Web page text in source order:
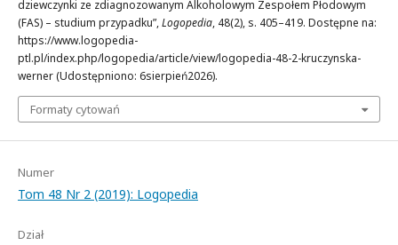
dziewczynki ze zdiagnozowanym Alkoholowym Zespołem Płodowym
(FAS) – studium przypadku”,Logopedia, 48(2), s. 405–419. Dostępne na:
https://www.logopedia-
ptl.pl/index.php/logopedia/article/view/logopedia-48-2-kruczynska-
werner (Udostępniono: 6sierpień2026).
Formaty cytowań
Numer
Tom 48 Nr 2 (2019): Logopedia
Dział